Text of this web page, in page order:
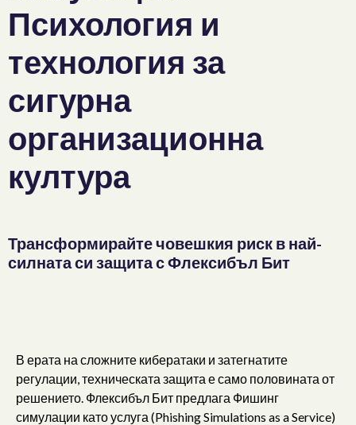
Психология и
технология за
сигурна
организационна
култура
Трансформирайте човешкия риск в най-
силната си защита с Флексибъл Бит
В ерата на сложните кибератаки и затегнатите
регулации, техническата защита е само половината от
решението. Флексибъл Бит предлага Фишинг
симулации като услуга (Phishing Simulations as a Service)